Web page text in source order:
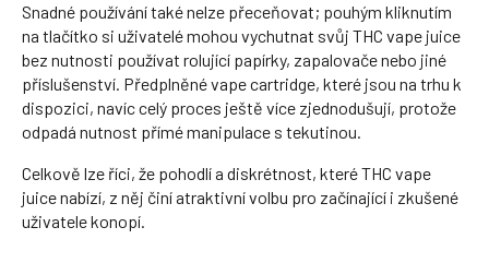
Snadné používání také nelze přeceňovat; pouhým kliknutím
na tlačítko si uživatelé mohou vychutnat svůj THC vape juice
bez nutnosti používat rolující papírky, zapalovače nebo jiné
příslušenství. Předplněné vape cartridge, které jsou na trhu k
dispozici, navíc celý proces ještě více zjednodušují, protože
odpadá nutnost přímé manipulace s tekutinou.
Celkově lze říci, že pohodlí a diskrétnost, které THC vape
juice nabízí, z něj činí atraktivní volbu pro začínající i zkušené
uživatele konopí.